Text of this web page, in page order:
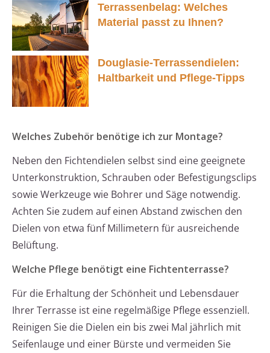
Terrassenbelag: Welches
Material passt zu Ihnen?
Douglasie-Terrassendielen:
Haltbarkeit und Pflege-Tipps
Welches Zubehör benötige ich zur Montage?
Neben den Fichtendielen selbst sind eine geeignete
Unterkonstruktion, Schrauben oder Befestigungsclips
sowie Werkzeuge wie Bohrer und Säge notwendig.
Achten Sie zudem auf einen Abstand zwischen den
Dielen von etwa fünf Millimetern für ausreichende
Belüftung.
Welche Pflege benötigt eine Fichtenterrasse?
Für die Erhaltung der Schönheit und Lebensdauer
Ihrer Terrasse ist eine regelmäßige Pflege essenziell.
Reinigen Sie die Dielen ein bis zwei Mal jährlich mit
Seifenlauge und einer Bürste und vermeiden Sie